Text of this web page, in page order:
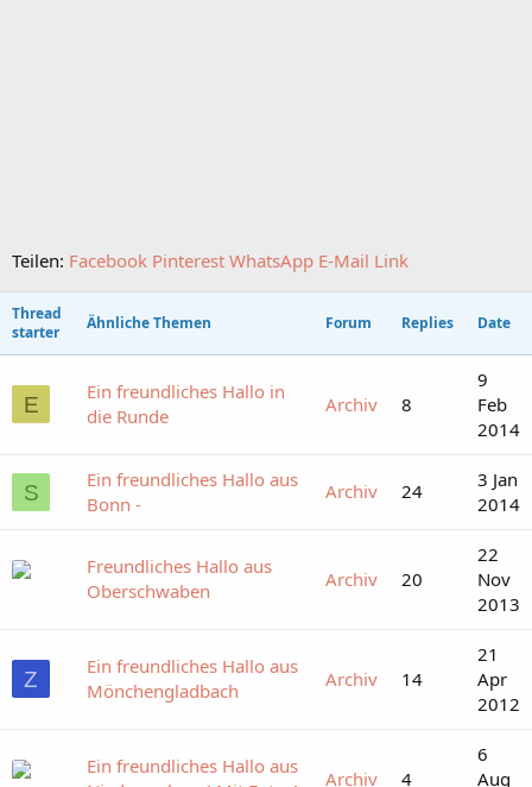
Teilen: Facebook Pinterest WhatsApp E-Mail Link
Thread
starter
Ähnliche Themen Forum Replies Date
E
Ein freundliches Hallo in
die Runde
Archiv 8
9
Feb
2014
S
Ein freundliches Hallo aus
Bonn -
Archiv 24
3 Jan
2014
Freundliches Hallo aus
Oberschwaben
Archiv 20
22
Nov
2013
Z
Ein freundliches Hallo aus
Mönchengladbach
Archiv 14
21
Apr
2012
Ein freundliches Hallo aus
Archiv 4
6
Aug